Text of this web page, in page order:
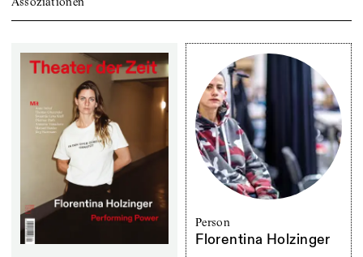
Person
Florentina Holzinger